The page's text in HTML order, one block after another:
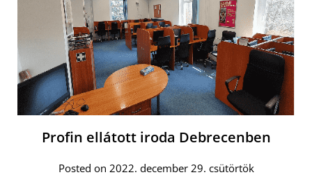
Profin ellátott iroda Debrecenben
Posted on 2022. december 29. csütörtök